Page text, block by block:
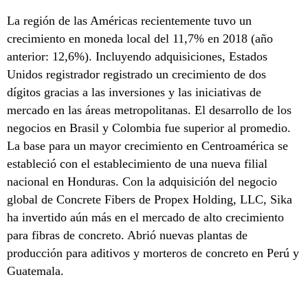
La región de las Américas recientemente tuvo un
crecimiento en moneda local del 11,7% en 2018 (año
anterior: 12,6%). Incluyendo adquisiciones, Estados
Unidos registrador registrado un crecimiento de dos
dígitos gracias a las inversiones y las iniciativas de
mercado en las áreas metropolitanas. El desarrollo de los
negocios en Brasil y Colombia fue superior al promedio.
La base para un mayor crecimiento en Centroamérica se
estableció con el establecimiento de una nueva filial
nacional en Honduras. Con la adquisición del negocio
global de Concrete Fibers de Propex Holding, LLC, Sika
ha invertido aún más en el mercado de alto crecimiento
para fibras de concreto. Abrió nuevas plantas de
producción para aditivos y morteros de concreto en Perú y
Guatemala.